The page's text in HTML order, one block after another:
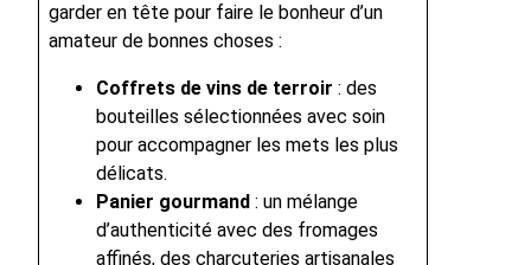
garder en tête pour faire le bonheur d’un
amateur de bonnes choses :
Coffrets de vins de terroir : des
bouteilles sélectionnées avec soin
pour accompagner les mets les plus
délicats.
Panier gourmand : un mélange
d’authenticité avec des fromages
affinés, des charcuteries artisanales